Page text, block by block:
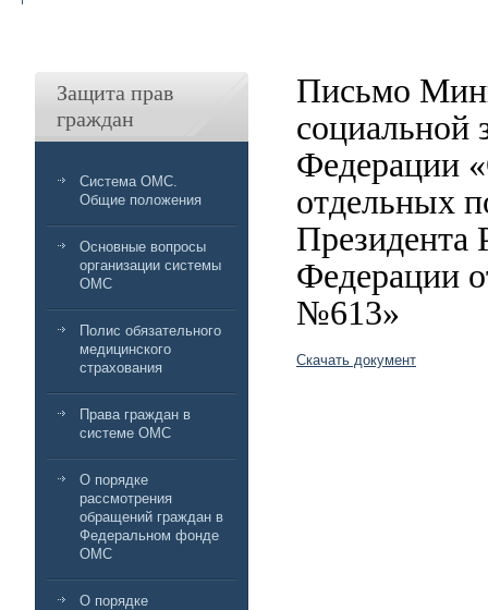
Защита прав
граждан
Система ОМС.
Общие положения
Основные вопросы
организации системы
ОМС
Полис обязательного
медицинского
страхования
Права граждан в
системе ОМС
О порядке
рассмотрения
обращений граждан в
Федеральном фонде
ОМС
О порядке
Письмо
социальной
Федерации
отдельных
Президента
Федерации
№613»
Скачать документ